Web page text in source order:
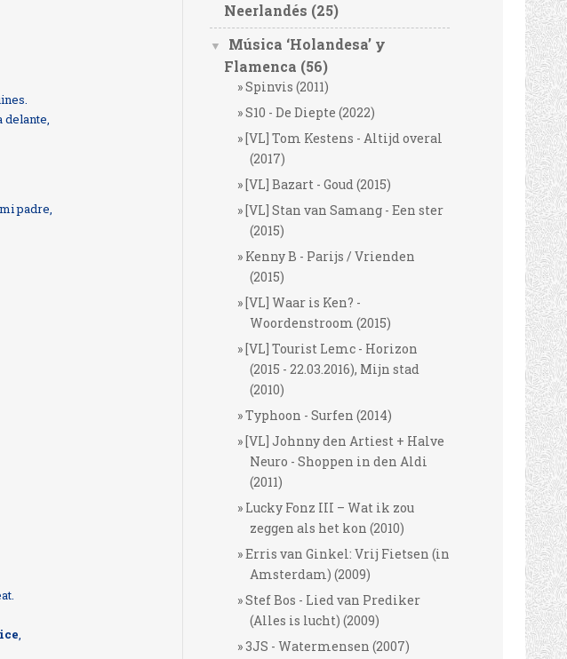
delante,
padre,
,
Neerlandés (25)
▼
Música ‘Holandesa’ y
Flamenca (56)
Spinvis (2011)
S10 - De Diepte (2022)
[VL] Tom Kestens - Altijd overal
(2017)
[VL] Bazart - Goud (2015)
[VL] Stan van Samang - Een ster
(2015)
Kenny B - Parijs / Vrienden
(2015)
[VL] Waar is Ken? -
Woordenstroom (2015)
[VL] Tourist Lemc - Horizon
(2015 - 22.03.2016), Mijn stad
(2010)
Typhoon - Surfen (2014)
[VL] Johnny den Artiest + Halve
Neuro - Shoppen in den Aldi
(2011)
Lucky Fonz III – Wat ik zou
zeggen als het kon (2010)
Erris van Ginkel: Vrij Fietsen (in
Amsterdam) (2009)
Stef Bos - Lied van Prediker
(Alles is lucht) (2009)
3JS - Watermensen (2007)